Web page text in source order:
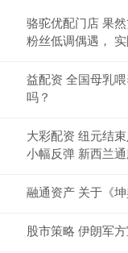
骆驼优配门店 果
粉丝低调偶遇，
益配资 全国母乳
吗？
大彩配资 纽元结
小幅反弹 新西兰
融通资产 关于《
股市策略 伊朗军